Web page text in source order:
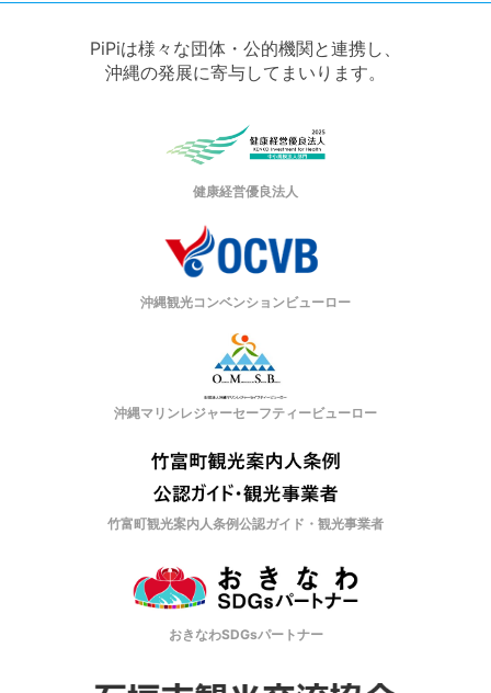
PiPiは様々な団体・公的機関と連携し、
沖縄の発展に寄与してまいります。
健康経営優良法人
沖縄観光コンベンションビューロー
沖縄マリンレジャーセーフティービューロー
竹富町観光案内人条例公認ガイド・観光事業者
おきなわSDGsパートナー